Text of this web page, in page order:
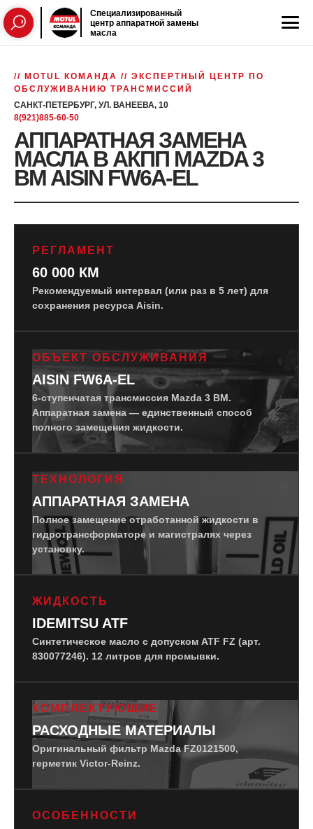
Специализированный
центр аппаратной замены
масла
// MOTUL КОМАНДА // ЭКСПЕРТНЫЙ ЦЕНТР ПО
ОБСЛУЖИВАНИЮ ТРАНСМИССИЙ
САНКТ-ПЕТЕРБУРГ, УЛ. ВАНЕЕВА, 10
8(921)885-60-50
АППАРАТНАЯ ЗАМЕНА
МАСЛА В АКПП MAZDA 3
BM AISIN FW6A-EL
РЕГЛАМЕНТ
60 000 КМ
Рекомендуемый интервал (или раз в 5 лет) для
сохранения ресурса Aisin.
ОБЪЕКТ ОБСЛУЖИВАНИЯ
AISIN FW6A-EL
6-ступенчатая трансмиссия Mazda 3 BM.
Аппаратная замена — единственный способ
полного замещения жидкости.
ТЕХНОЛОГИЯ
АППАРАТНАЯ ЗАМЕНА
Полное замещение отработанной жидкости в
гидротрансформаторе и магистралях через
установку.
ЖИДКОСТЬ
IDEMITSU ATF
Синтетическое масло с допуском ATF FZ (арт.
830077246). 12 литров для промывки.
КОМПЛЕКТУЮЩИЕ
РАСХОДНЫЕ МАТЕРИАЛЫ
Оригинальный фильтр Mazda FZ0121500,
герметик Victor-Reinz.
ОСОБЕННОСТИ